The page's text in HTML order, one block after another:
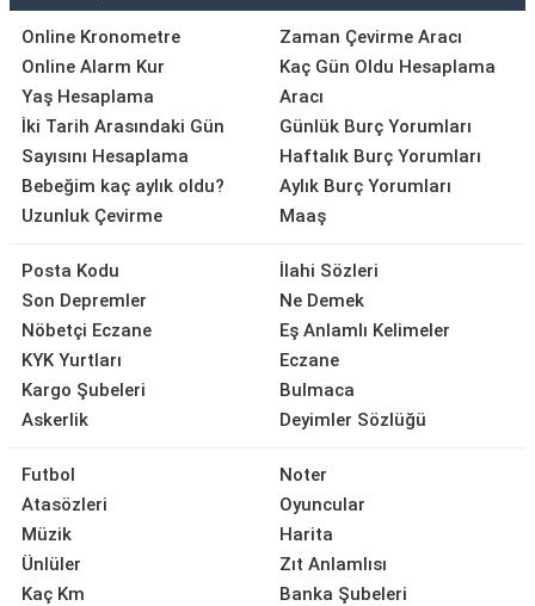
Online Kronometre
Online Alarm Kur
Yaş Hesaplama
İki Tarih Arasındaki Gün
Sayısını Hesaplama
Bebeğim kaç aylık oldu?
Uzunluk Çevirme
Zaman Çevirme Aracı
Kaç Gün Oldu Hesaplama
Aracı
Günlük Burç Yorumları
Haftalık Burç Yorumları
Aylık Burç Yorumları
Maaş
Posta Kodu
Son Depremler
Nöbetçi Eczane
KYK Yurtları
Kargo Şubeleri
Askerlik
İlahi Sözleri
Ne Demek
Eş Anlamlı Kelimeler
Eczane
Bulmaca
Deyimler Sözlüğü
Futbol
Atasözleri
Müzik
Ünlüler
Kaç Km
Noter
Oyuncular
Harita
Zıt Anlamlısı
Banka Şubeleri